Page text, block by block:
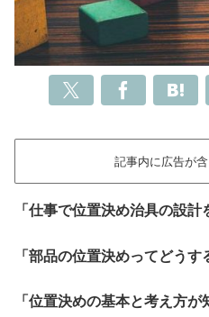
記事内に広告が含
「仕事で位置決め治具の設
「部品の位置決めってどうす
「位置決めの基本と考え方が